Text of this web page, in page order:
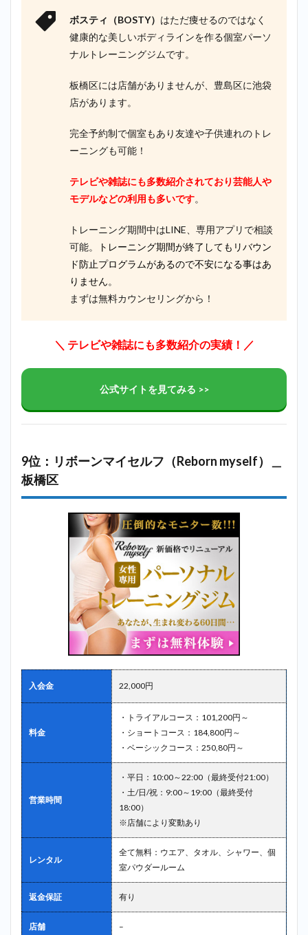
ボスティ（BOSTY） はただ痩せるのではなく
健康的な美しいボディラインを作る個室パーソ
ナルトレーニングジムです。
板橋区には店舗がありませんが、豊島区に池袋
店があります。
完全予約制で個室もあり友達や子供連れのトレ
ーニングも可能！
テレビや雑誌にも多数紹介されており芸能人や
モデルなどの利用も多いです。
トレーニング期間中はLINE、専用アプリで相談
可能。
トレーニング期間が終了してもリバウン
ド防止プログラムがあるので不安になる事はあ
りません。
まずは無料カウンセリングから！
＼ テレビや雑誌にも多数紹介の実績！／
公式サイトを見てみる >>
9位：リボーンマイセルフ（Reborn myself）＿
板橋区
入会金 22,000円
料金
・トライアルコース：101,200円～
・ショートコース：184,800円～
・ベーシックコース：250,80円～
営業時間
・平日：10:00～22:00（最終受付21:00）
・土/日/祝：9:00～19:00（最終受付
18:00）
※店舗により変動あり
レンタル
全て無料：ウエア、タオル、シャワー、個
室パウダールーム
返金保証 有り
店舗 –